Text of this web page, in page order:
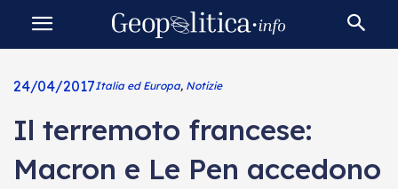
24/04/2017Italia ed Europa, Notizie
Il terremoto francese:
Macron e Le Pen accedono